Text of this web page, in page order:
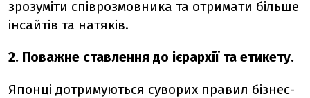
зрозуміти співрозмовника та отримати більше
інсайтів та натяків.
2. Поважне ставлення до ієрархії та етикету.
Японці дотримуються суворих правил бізнес-